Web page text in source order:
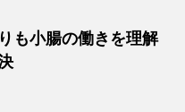
も小腸の働きを理解